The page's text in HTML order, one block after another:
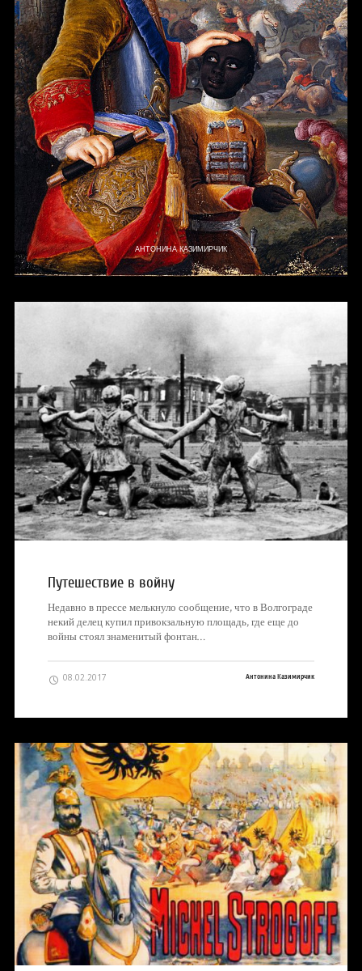
АНТОНИНА КАЗИМИРЧИК
Путешествие в войну
Недавно в прессе мелькнуло сообщение, что в Волгограде
некий делец купил привокзальную площадь, где еще до
войны стоял знаменитый фонтан…
08.02.2017 Антонина Казимирчик